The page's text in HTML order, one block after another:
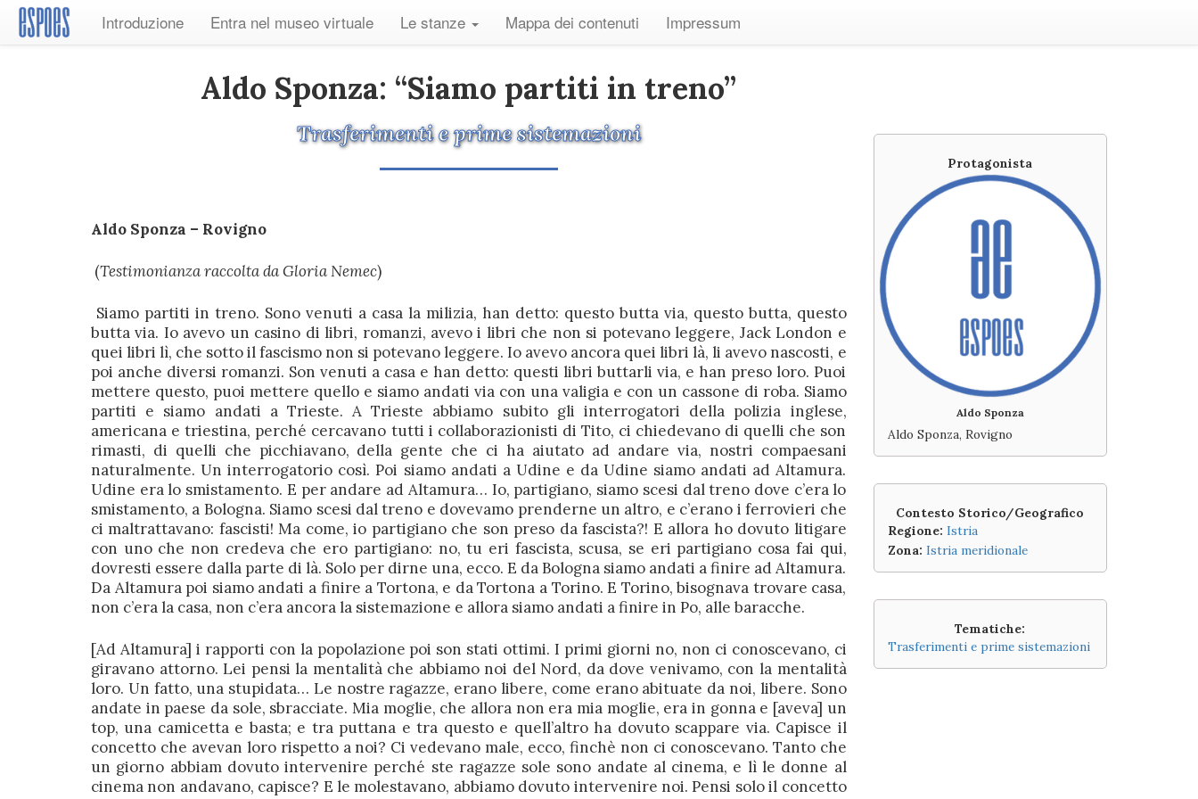
Introduzione Entra nel museo virtuale Le stanze Mappa dei contenuti Impressum
Aldo Sponza: “Siamo partiti in treno”
Trasferimenti e prime sistemazioni
Aldo Sponza – Rovigno
(Testimonianza raccolta da Gloria Nemec)
Siamo partiti in treno. Sono venuti a casa la milizia, han detto: questo butta via, questo butta, questo
butta via. Io avevo un casino di libri, romanzi, avevo i libri che non si potevano leggere, Jack London e
quei libri lì, che sotto il fascismo non si potevano leggere. Io avevo ancora quei libri là, li avevo nascosti, e
poi anche diversi romanzi. Son venuti a casa e han detto: questi libri buttarli via, e han preso loro. Puoi
mettere questo, puoi mettere quello e siamo andati via con una valigia e con un cassone di roba. Siamo
partiti e siamo andati a Trieste. A Trieste abbiamo subito gli interrogatori della polizia inglese,
americana e triestina, perché cercavano tutti i collaborazionisti di Tito, ci chiedevano di quelli che son
rimasti, di quelli che picchiavano, della gente che ci ha aiutato ad andare via, nostri compaesani
naturalmente. Un interrogatorio così. Poi siamo andati a Udine e da Udine siamo andati ad Altamura.
Udine era lo smistamento. E per andare ad Altamura… Io, partigiano, siamo scesi dal treno dove c’era lo
smistamento, a Bologna. Siamo scesi dal treno e dovevamo prenderne un altro, e c’erano i ferrovieri che
ci maltrattavano: fascisti! Ma come, io partigiano che son preso da fascista?! E allora ho dovuto litigare
con uno che non credeva che ero partigiano: no, tu eri fascista, scusa, se eri partigiano cosa fai qui,
dovresti essere dalla parte di là. Solo per dirne una, ecco. E da Bologna siamo andati a finire ad Altamura.
Da Altamura poi siamo andati a finire a Tortona, e da Tortona a Torino. E Torino, bisognava trovare casa,
non c’era la casa, non c’era ancora la sistemazione e allora siamo andati a finire in Po, alle baracche.
[Ad Altamura] i rapporti con la popolazione poi son stati ottimi. I primi giorni no, non ci conoscevano, ci
giravano attorno. Lei pensi la mentalità che abbiamo noi del Nord, da dove venivamo, con la mentalità
loro. Un fatto, una stupidata… Le nostre ragazze, erano libere, come erano abituate da noi, libere. Sono
andate in paese da sole, sbracciate. Mia moglie, che allora non era mia moglie, era in gonna e [aveva] un
top, una camicetta e basta; e tra puttana e tra questo e quell’altro ha dovuto scappare via. Capisce il
concetto che avevan loro rispetto a noi? Ci vedevano male, ecco, finchè non ci conoscevano. Tanto che
un giorno abbiam dovuto intervenire perché ste ragazze sole sono andate al cinema, e lì le donne al
cinema non andavano, capisce? E le molestavano, abbiamo dovuto intervenire noi. Pensi solo il concetto
Protagonista
Aldo Sponza
Aldo Sponza, Rovigno
Contesto Storico/Geografico
Regione: Istria
Zona: Istria meridionale
Tematiche:
Trasferimenti e prime sistemazioni